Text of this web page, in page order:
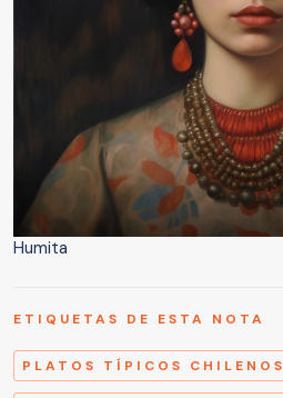
Humita
ETIQUETAS DE ESTA NOTA
PLATOS TÍPICOS CHILENOS